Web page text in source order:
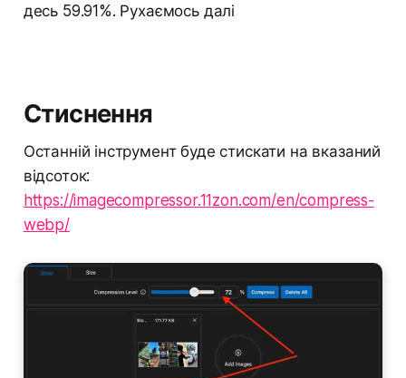
десь 59.91%. Рухаємось далі
Стиснення
Останній інструмент буде стискати на вказаний
відсоток:
https://imagecompressor.11zon.com/en/compress-
webp/